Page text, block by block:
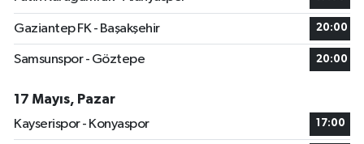
Gaziantep FK - Başakşehir 20:00
Samsunspor - Göztepe 20:00
17 Mayıs, Pazar
Kayserispor - Konyaspor
17:00